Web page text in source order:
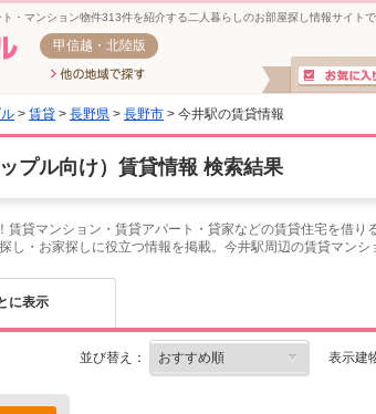
・マンション物件313件を紹介する二人暮らしのお部屋探し情報サイトで
甲信越・北陸版
> 賃貸 > 長野県 > 長野市 > 今井駅の賃貸情報
プル向け）賃貸情報 検索結果
貸マンション・賃貸アパート・貸家などの賃貸住宅を借
し・お家探しに役立つ情報を掲載。今井駅周辺の賃貸マンシ
に表示
並び替え： 表示建